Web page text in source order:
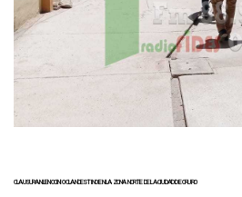
CLAUSURAN LENOCINIO CLANDESTINO EN LA ZONA NORTE DE LA CIUDAD DE ORURO